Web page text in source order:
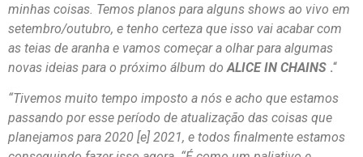
minhas coisas. Temos planos para alguns shows ao vivo em
setembro/outubro, e tenho certeza que isso vai acabar com
as teias de aranha e vamos começar a olhar para algumas
novas ideias para o próximo álbum doALICE IN CHAINS .“
“Tivemos muito tempo imposto a nós e acho que estamos
passando por esse período de atualização das coisas que
planejamos para 2020 [e] 2021, e todos finalmente estamos